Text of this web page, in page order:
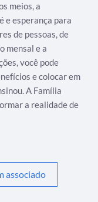
meios, a
e esperança para
de pessoas, de
mensal e a
você pode
e colocar em
A Família
a realidade de
associado